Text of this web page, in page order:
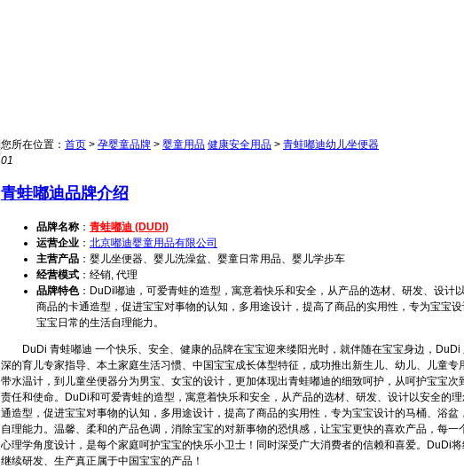
您所在位置： 首页 > 孕婴童品牌 > 婴童用品 健康安全用品 > 青蛙嘟迪幼儿坐便器
01
青蛙嘟迪品牌介绍
品牌名称 ： 青蛙嘟迪 (DUDI)
运营企业 ： 北京嘟迪婴童用品有限公司
主营产品 ：婴儿坐便器、婴儿洗澡盆、婴童日常用品、婴儿学步车
经营模式 ：经销, 代理
品牌特色：DuDi嘟迪，可爱青蛙的造型，寓意着快乐和安全，从产品的选材、研发、设计
商品的卡通造型，促进宝宝对事物的认知，多用途设计，提高了商品的实用性，专为宝宝
宝宝日常的生活自理能力。
DuDi 青蛙嘟迪 一个快乐、安全、健康的品牌在宝宝迎来缕阳光时，就伴随在宝宝身边，DuDi
深的育儿专家指导、本土家庭生活习惯、中国宝宝成长体型特征，成功推出新生儿、幼儿、儿童专
带水温计，到儿童坐便器分为男宝、女宝的设计，更加体现出青蛙嘟迪的细致呵护，从呵护宝宝次
责任和使命。DuDi和可爱青蛙的造型，寓意着快乐和安全，从产品的选材、研发、设计以安全的
通造型，促进宝宝对事物的认知，多用途设计，提高了商品的实用性，专为宝宝设计的马桶、浴盆
自理能力。温馨、柔和的产品色调，消除宝宝的对新事物的恐惧感，让宝宝更快的喜欢产品，每
心理学角度设计，是每个家庭呵护宝宝的快乐小卫士！同时深受广大消费者的信赖和喜爱。DuDi
继续研发、生产真正属于中国宝宝的产品！